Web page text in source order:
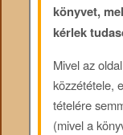
könyvet,
kérlek
Mivel az
közzététele,
tételére
(mivel a